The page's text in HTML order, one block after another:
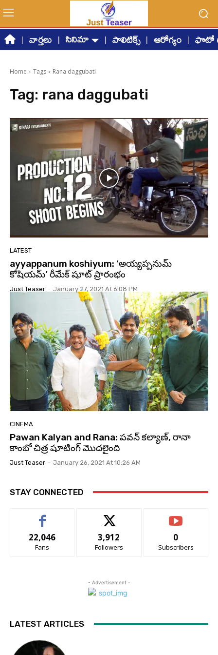
వార్తలు సినిమా పాలిటిక్స్ ఆరోగ్యం ఫొటో
Home Tags Rana daggubati
Tag: rana daggubati
LATEST
ayyappanum koshiyum: ‘అయ్యప్పనుమ్
కోషియమ్’ రీమేక్ షూట్ ప్రారంభం
Just Teaser - January 27, 2021 At 6:08 PM
CINEMA
Pawan Kalyan and Rana: పవన్ కల్యాణ్, రానా
కాంబో చిత్ర షూటింగ్ మొదలైంది
Just Teaser - January 26, 2021 At 10:26 AM
STAY CONNECTED
22,046
Fans
3,912
Followers
0
Subscribers
- Advertisement -
LATEST ARTICLES